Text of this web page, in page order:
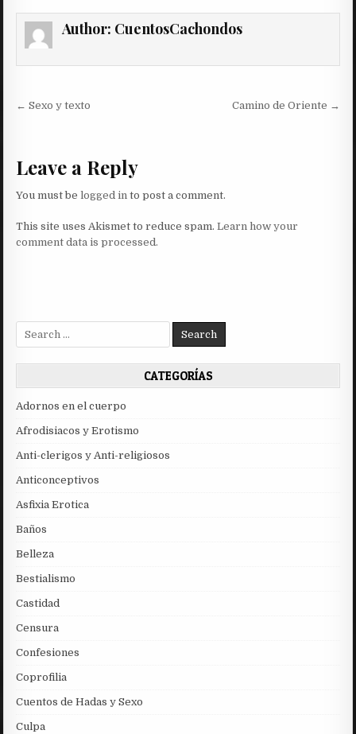
Author: CuentosCachondos
Post
← Sexo y texto Camino de Oriente →
Leave a Reply
You must belogged in to post a comment.
This site uses Akismet to reduce spam.Learn how your
comment data is processed.
Search
for:
CATEGORÍAS
Adornos en el cuerpo
Afrodisiacos y Erotismo
Anti-clerigos y Anti-religiosos
Anticonceptivos
Asfixia Erotica
Baños
Belleza
Bestialismo
Castidad
Censura
Confesiones
Coprofilia
Cuentos de Hadas y Sexo
Culpa